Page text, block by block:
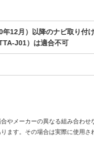
12月）以降のナビ取り付
J01）は適合不可
やメーカーの異なる組み合わ
す。その場合は実際に使用さ